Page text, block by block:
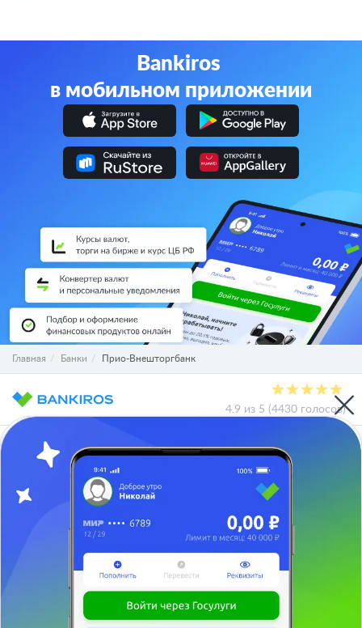
Bankiros
в мобильном приложении
Главная Банки Прио-Внешторгбанк
4.9 из 5 (4430 голосов)
О проекте СМИ о нас Авторы и эксперты
Вакансии
Реклама на сайте
Отписаться
Юридическая информация
Персональные данные
Карта сайта Деятельность в IT
Служба поддержки клиентов:
support@bankiros.ru